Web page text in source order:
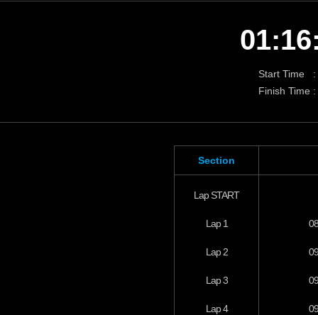
Start Time :
Finish Time
Section
Lap START
Lap 1
Lap 2
Lap 3
Lap 4